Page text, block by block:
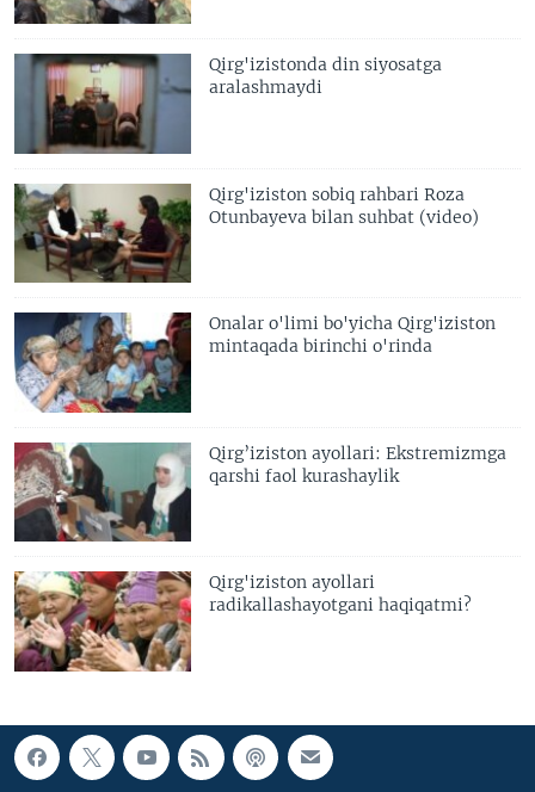
Qirg'izistonda din siyosatga
aralashmaydi
Qirg'iziston sobiq rahbari Roza
Otunbayeva bilan suhbat (video)
Onalar o'limi bo'yicha Qirg'iziston
mintaqada birinchi o'rinda
Qirg’iziston ayollari: Ekstremizmga
qarshi faol kurashaylik
Qirg'iziston ayollari
radikallashayotgani haqiqatmi?